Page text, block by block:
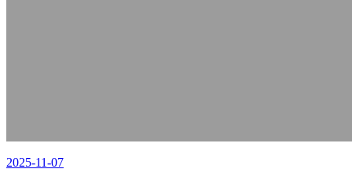
2025-11-07